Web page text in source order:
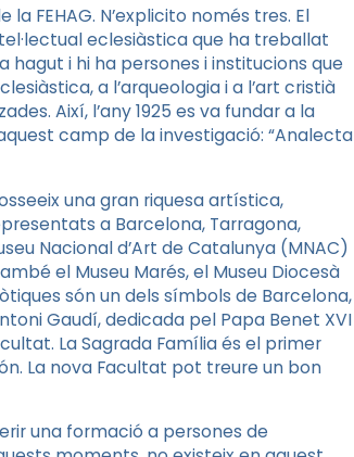
la FEHAG. N’explicito només tres. El
eclesiàstica que ha treballat
hagut i hi ha persones i institucions que
a l’arqueologia i a l’art cristià
Així, l’any 1925 es va fundar a la
camp de la investigació: “Analecta
una gran riquesa artística,
a Barcelona, Tarragona,
Nacional d’Art de Catalunya (MNAC)
el Museu Marés, el Museu Diocesà
són un dels símbols de Barcelona,
Gaudí, dedicada pel Papa Benet XVI
LaSagrada Família és el primer
La nova Facultat pot treure un bon
una formació a persones de